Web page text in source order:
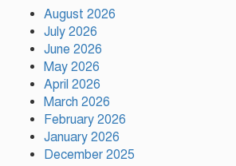
August 2026
July 2026
June 2026
May 2026
April 2026
March 2026
February 2026
January 2026
December 2025